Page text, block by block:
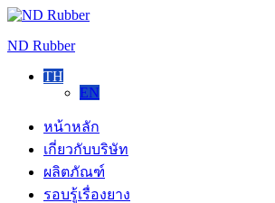
Skip
content
ND Rubber
TH
EN
หน้าหลัก
เกี่ยวกับบริษัท
ผลิตภัณฑ์
รอบรู้เรื่องยาง